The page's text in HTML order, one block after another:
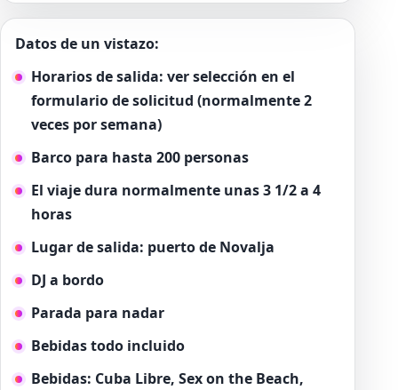
Datos de un vistazo:
Horarios de salida: ver selección en el
formulario de solicitud (normalmente 2
veces por semana)
Barco para hasta 200 personas
El viaje dura normalmente unas 3 1/2 a 4
horas
Lugar de salida: puerto de Novalja
DJ a bordo
Parada para nadar
Bebidas todo incluido
Bebidas: Cuba Libre, Sex on the Beach,